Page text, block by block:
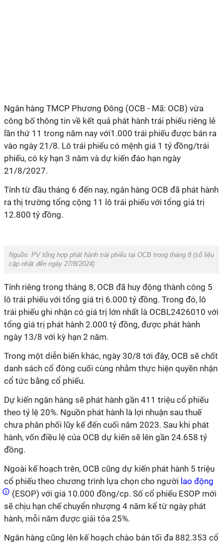
Ngân hàng TMCP Phương Đông (OCB - Mã: OCB) vừa
công bố thông tin về kết quả phát hành trái phiếu riêng lẻ
lần thứ 11 trong năm nay với1.000 trái phiếu được bán ra
vào ngày 21/8. Lô trái phiếu có mệnh giá 1 tỷ đồng/trái
phiếu, có kỳ hạn 3 năm và dự kiến đáo hạn ngày
21/8/2027.
Tính từ đầu tháng 6 đến nay, ngân hàng OCB đã phát hành
ra thị trường tổng cộng 11 lô trái phiếu với tổng giá trị
12.800 tỷ đồng.
Nguồn: PV tổng hợp phát hành trái phiếu tại OCB trong tháng 8 (số liệu
cập nhật đến ngày 27/8/2024)
Tính riêng trong tháng 8, OCB đã huy động thành công 5
lô trái phiếu với tổng giá trị 6.000 tỷ đồng. Trong đó, lô
trái phiếu ghi nhận có giá trị lớn nhất là OCBL2426010 với
tổng giá trị phát hành 2.000 tỷ đồng, được phát hành
ngày 13/8 với kỳ hạn 2 năm.
Trong một diễn biến khác, ngày 30/8 tới đây, OCB sẽ chốt
danh sách cổ đông cuối cùng nhằm thực hiện quyền nhận
cổ tức bằng cổ phiếu.
Dự kiến ngân hàng sẽ phát hành gần 411 triệu cổ phiếu
theo tỷ lệ 20%. Nguồn phát hành là lợi nhuận sau thuế
chưa phân phối lũy kế đến cuối năm 2023. Sau khi phát
hành, vốn điều lệ của OCB dự kiến sẽ lên gần 24.658 tỷ
đồng.
Ngoài kế hoạch trên, OCB cũng dự kiến phát hành 5 triệu
cổ phiếu theo chương trình lựa chọn cho người lao động
(ESOP) với giá 10.000 đồng/cp. Số cổ phiếu ESOP mới
sẽ chịu hạn chế chuyển nhượng 4 năm kể từ ngày phát
hành, mỗi năm được giải tỏa 25%.
Ngân hàng cũng lên kế hoạch chào bán tối đa 882.353 cổ